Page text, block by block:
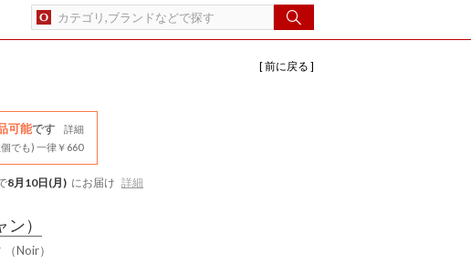
[ 前に戻る ]
可能です
詳細
でも) 一律￥660
8月10日(月) にお届け 詳細
ン）
Noir）